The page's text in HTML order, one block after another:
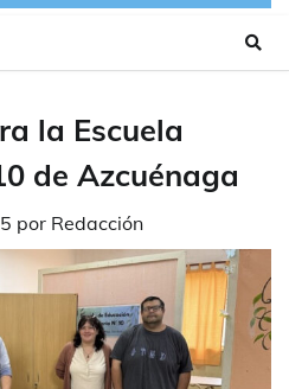
la Escuela
de Azcuénaga
por Redacción